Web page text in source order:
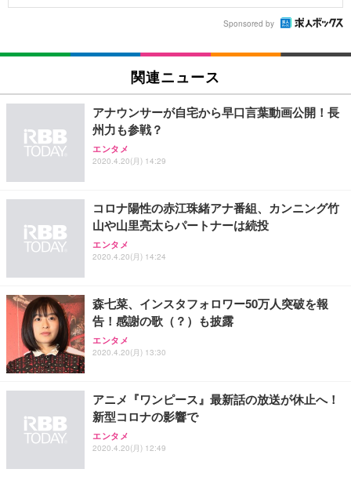
Sponsored by
関連ニュース
アナウンサーが自宅から早口言葉動画公開！長
州力も参戦？
エンタメ
2020.4.20(月) 14:29
コロナ陽性の赤江珠緒アナ番組、カンニング竹
山や山里亮太らパートナーは続投
エンタメ
2020.4.20(月) 14:24
森七菜、インスタフォロワー50万人突破を報
告！感謝の歌（？）も披露
エンタメ
2020.4.20(月) 13:30
アニメ『ワンピース』最新話の放送が休止へ！
新型コロナの影響で
エンタメ
2020.4.20(月) 12:49